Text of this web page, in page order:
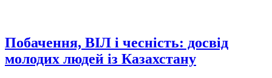
Побачення, ВІЛ і чесність: досвід
молодих людей із Казахстану